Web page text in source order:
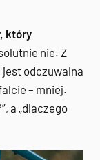
który
nie. Z
odczuwalna
– mniej.
a „dlaczego